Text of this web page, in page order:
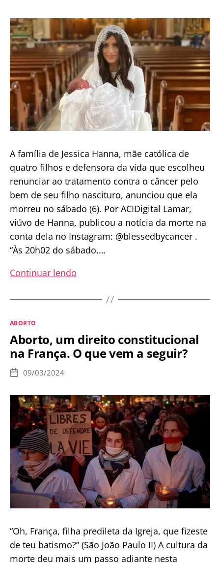
#PL1904SIM
publicação
A família de Jessica Hanna, mãe católica de
quatro filhos e defensora da vida que escolheu
renunciar ao tratamento contra o câncer pelo
bem de seu filho nascituro, anunciou que ela
morreu no sábado (6). Por ACIDigital Lamar,
viúvo de Hanna, publicou a notícia da morte na
conta dela no Instagram: @blessedbycancer .
“Às 20h02 do sábado,…
Continuar lendo
que
em
luta
câncer
Categorias
ABORTO
Aborto, um direito constitucional
na França. O que vem a seguir?
Data
publicação
09/03/2024
“Oh, França, filha predileta da Igreja, que fizeste
de teu batismo?” (São João Paulo II) A cultura da
morte deu mais um passo adiante nesta